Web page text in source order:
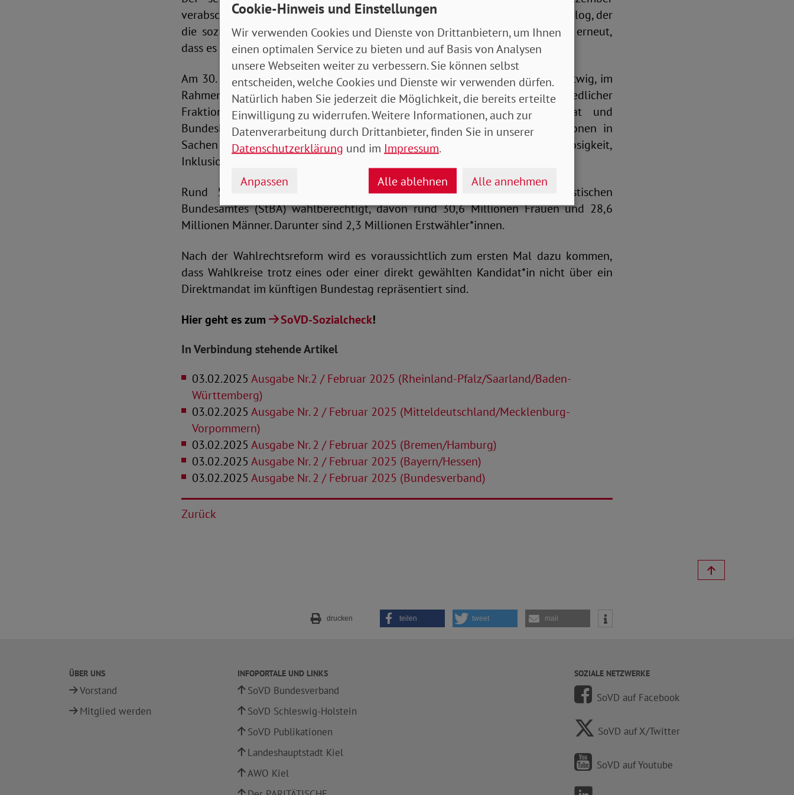
verabschiedete der SoVD einen zehn Punkte umfassenden Kernforderungskatalog, der
die sozialpolitische Haltung des Verbandes widerspiegelt. Bekräftigt wurde erneut,
dass es keine Zusammenarbeit mit der AfD geben wird.
Am 30. Januar fühlte der Vorsitzende der SoVD-Bundeskonferenz, Bruno Hartwig, im
Rahmen einer im Bundestag abgehaltenen Sitzung Abgeordneten unterschiedlicher
Fraktionen auf den Zahn. Auch die Vertreter*innen aus Verbandsrat und
Bundeskonferenz stellten kritische Fragen zu den parteipolitischen Positionen in
Sachen Verteilungsgerechtigkeit, Rente, Armut, Pflegenotstand, Arbeitslosigkeit,
Inklusion, Wohnungsmisere und Klimaschutz.
Rund 59,2 Millionen Deutsche sind nach einer Schätzung des Statistischen
Bundesamtes (StBA) wahlberechtigt, davon rund 30,6 Millionen Frauen und 28,6
Millionen Männer. Darunter sind 2,3 Millionen Erstwähler*innen.
Nach der Wahlrechtsreform wird es voraussichtlich zum ersten Mal dazu kommen,
dass Wahlkreise trotz eines oder einer direkt gewählten Kandidat*in nicht über ein
Direktmandat im künftigen Bundestag repräsentiert sind.
Hier geht es zum
SoVD-Sozialcheck!
In Verbindung stehende Artikel
03.02.2025 Ausgabe Nr.2 / Februar 2025 (Rheinland-Pfalz/Saarland/Baden-
Württemberg)
03.02.2025 Ausgabe Nr. 2 / Februar 2025 (Mitteldeutschland/Mecklenburg-
Vorpommern)
03.02.2025 Ausgabe Nr. 2 / Februar 2025 (Bremen/Hamburg)
03.02.2025 Ausgabe Nr. 2 / Februar 2025 (Bayern/Hessen)
03.02.2025 Ausgabe Nr. 2 / Februar 2025 (Bundesverband)
Zurück
drucken teilen tweet mail
ÜBER UNS
Vorstand
Mitglied werden
INFOPORTALE UND LINKS
SoVD Bundesverband
SoVD Schleswig-Holstein
SoVD Publikationen
Landeshauptstadt Kiel
AWO Kiel
SOZIALE NETZWERKE
SoVD auf Facebook
SoVD auf X/Twitter
SoVD auf Youtube
Cookie-Hinweis und Einstellungen
Wir verwenden Cookies und Dienste von Drittanbietern, um Ihnen
einen optimalen Service zu bieten und auf Basis von Analysen
unsere Webseiten weiter zu verbessern. Sie können selbst
entscheiden, welche Cookies und Dienste wir verwenden dürfen.
Natürlich haben Sie jederzeit die Möglichkeit, die bereits erteilte
Einwilligung zu widerrufen. Weitere Informationen, auch zur
Datenverarbeitung durch Drittanbieter, finden Sie in unserer
Datenschutzerklärung und im Impressum.
Anpassen Alle ablehnen Alle annehmen